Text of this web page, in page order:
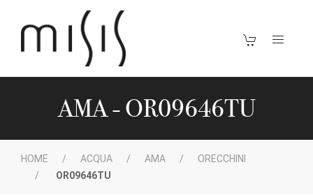
AMA - OR09646TU
HOME ACQUA AMA
ORECCHINI
OR09646TU